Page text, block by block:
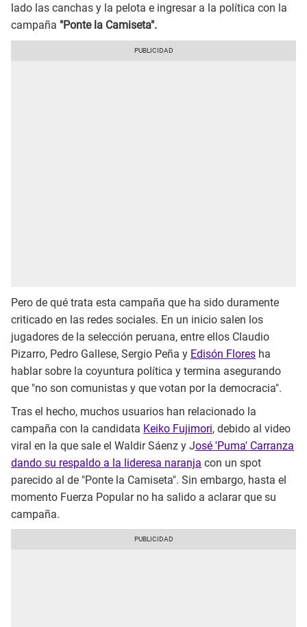
lado las canchas y la pelota e ingresar a la política con la
campaña "Ponte la Camiseta".
Pero de qué trata esta campaña que ha sido duramente
criticado en las redes sociales. En un inicio salen los
jugadores de la selección peruana, entre ellos Claudio
Pizarro, Pedro Gallese, Sergio Peña y Edisón Flores ha
hablar sobre la coyuntura política y termina asegurando
que "no son comunistas y que votan por la democracia".
Tras el hecho, muchos usuarios han relacionado la
campaña con la candidata Keiko Fujimori, debido al video
viral en la que sale el Waldir Sáenz y José 'Puma' Carranza
dando su respaldo a la lideresa naranja con un spot
parecido al de "Ponte la Camiseta". Sin embargo, hasta el
momento Fuerza Popular no ha salido a aclarar que su
campaña.